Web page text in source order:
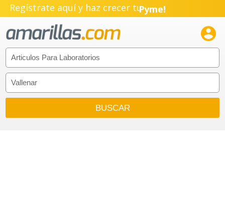
Regístrate aquí y haz crecer tuPyme!
Emprendimiento!
